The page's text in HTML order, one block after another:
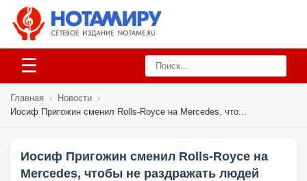
☰
Главная › Новости ›
Иосиф Пригожин сменил Rolls-Royce на Mercedes, что...
Иосиф Пригожин сменил Rolls-Royce на
Mercedes, чтобы не раздражать людей